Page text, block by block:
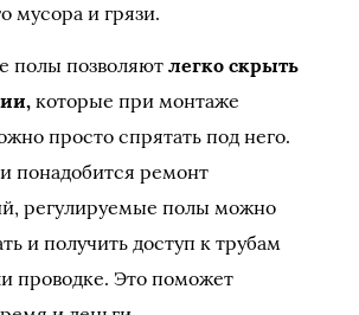
мусора и грязи.
полы позволяютлегко скрыть
которые при монтаже
просто спрятать под него.
понадобится ремонт
регулируемые полы можно
и получить доступ к трубам
проводке. Это поможет